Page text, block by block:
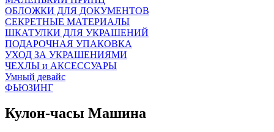
ОБЛОЖКИ ДЛЯ ДОКУМЕНТОВ
СЕКРЕТНЫЕ МАТЕРИАЛЫ
ШКАТУЛКИ ДЛЯ УКРАШЕНИЙ
ПОДАРОЧНАЯ УПАКОВКА
УХОД ЗА УКРАШЕНИЯМИ
ЧEХЛЫ и АКСЕССУАРЫ
Умный девайс
ФЬЮЗИНГ
Кулон-часы Машина